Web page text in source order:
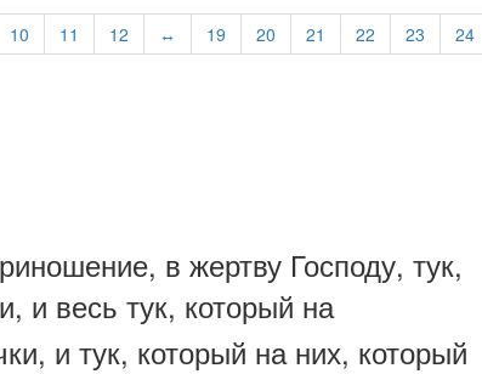
10 11 12 ↔ 19 20 21 22 23 24
в жертву Господу, тук,
и весь тук, который на
и тук, который на них, который